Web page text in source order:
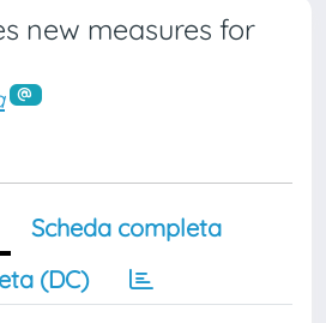
new measures for
Scheda completa
(DC)